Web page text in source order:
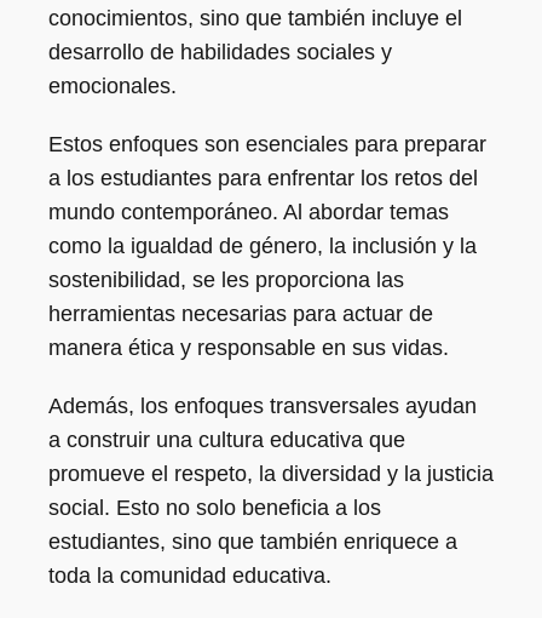
conocimientos, sino que también incluye el
desarrollo de habilidades sociales y
emocionales.
Estos enfoques son esenciales para preparar
a los estudiantes para enfrentar los retos del
mundo contemporáneo. Al abordar temas
como la igualdad de género, la inclusión y la
sostenibilidad, se les proporciona las
herramientas necesarias para actuar de
manera ética y responsable en sus vidas.
Además, los enfoques transversales ayudan
a construir una cultura educativa que
promueve el respeto, la diversidad y la justicia
social. Esto no solo beneficia a los
estudiantes, sino que también enriquece a
toda la comunidad educativa.